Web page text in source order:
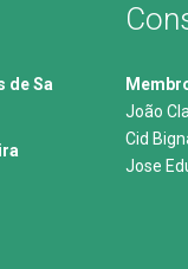
de Sa
João
Cid
Jose